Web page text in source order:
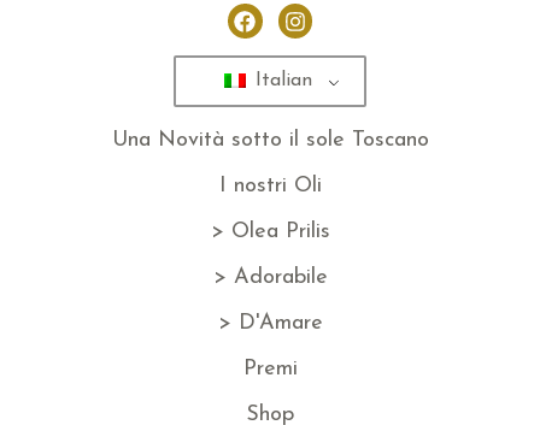
Italian
Una Novità sotto il sole Toscano
I nostri Oli
> Olea Prilis
> Adorabile
> D'Amare
Premi
Shop